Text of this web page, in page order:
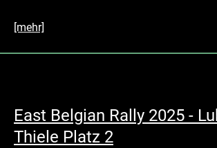
[mehr]
East Belgian Rally 2025 -
Thiele Platz 2